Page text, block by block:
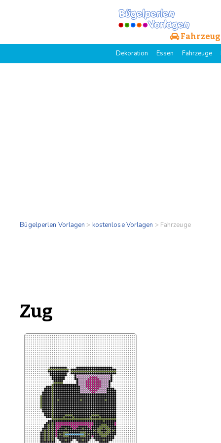
Dekoration Essen Fahrzeuge
Bügelperlen Vorlagen > kostenlose Vorlagen > Fahrzeuge
Zug